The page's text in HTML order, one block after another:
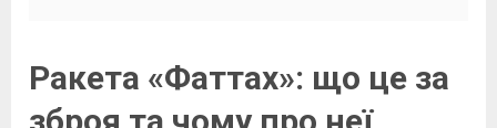
Ракета «Фаттах»: що це за